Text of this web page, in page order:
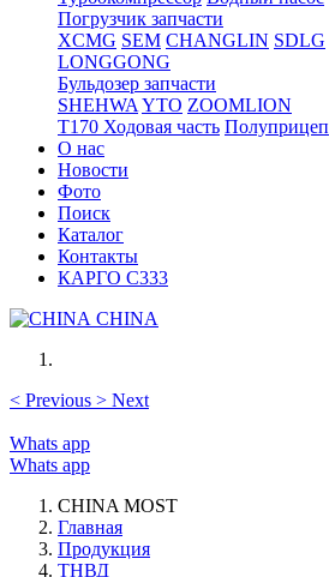
Погрузчик запчасти
XCMG SEM CHANGLIN SDLG
LONGGONG
Бульдозер запчасти
SHEHWA YTO ZOOMLION
T170 Ходовая часть Полуприцеп
О нас
Новости
Фото
Поиск
Каталог
Контакты
КАРГО С333
CHINA
< Previous > Next
Whats app
Whats app
CHINA MOST
Главная
Продукция
ТНВД